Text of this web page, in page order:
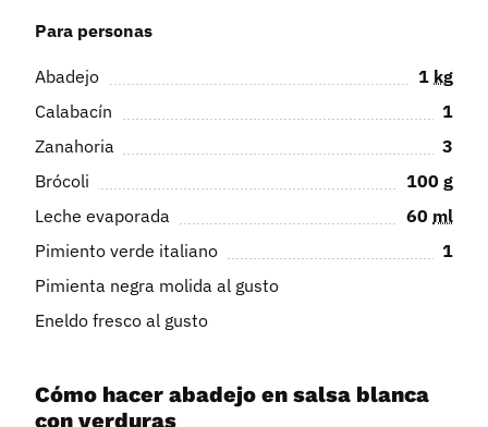
Para personas
Abadejo 1 kg
Calabacín
1
Zanahoria
3
Brócoli
100 g
Leche evaporada
60 ml
Pimiento verde italiano
1
Pimienta negra molida al gusto
Eneldo fresco al gusto
Cómo hacer abadejo en salsa blanca
con verduras